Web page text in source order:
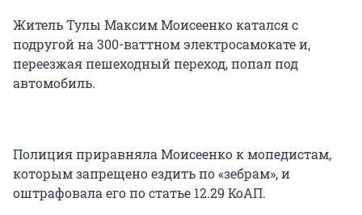
Житель Тулы Максим Моисеенко катался с
подругой на 300-ваттном электросамокате и,
переезжая пешеходный переход, попал под
автомобиль.
Полиция приравняла Моисеенко к мопедистам,
которым запрещено ездить по «зебрам», и
оштрафовала его по статье 12.29 КоАП.